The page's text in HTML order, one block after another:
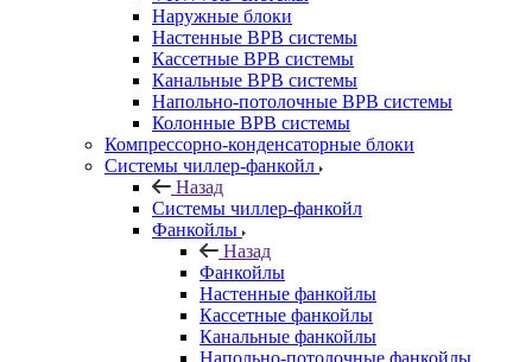
Наружные блоки
Настенные ВРВ системы
Кассетные ВРВ системы
Канальные ВРВ системы
Напольно-потолочные ВРВ системы
Колонные ВРВ системы
Компрессорно-конденсаторные блоки
Системы чиллер-фанкойл
Назад
Системы чиллер-фанкойл
Фанкойлы
Назад
Фанкойлы
Настенные фанкойлы
Кассетные фанкойлы
Канальные фанкойлы
Напольно-потолочные фанкойлы